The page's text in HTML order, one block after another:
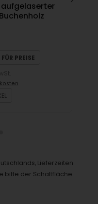
PREISE
Lieferzeiten
bitte der Schaltfläche